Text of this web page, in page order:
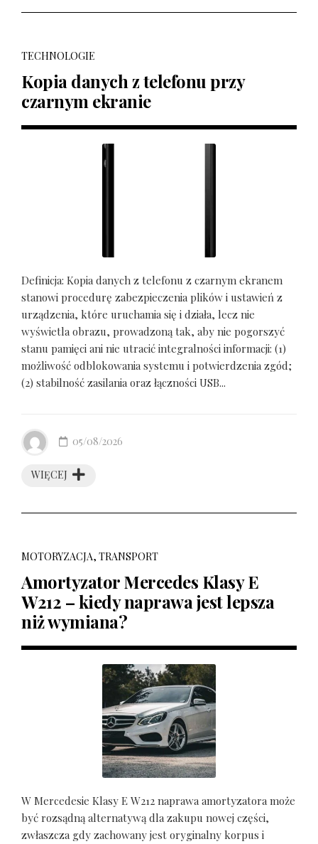
TECHNOLOGIE
Kopia danych z telefonu przy
czarnym ekranie
Definicja: Kopia danych z telefonu z czarnym ekranem
stanowi procedurę zabezpieczenia plików i ustawień z
urządzenia, które uruchamia się i działa, lecz nie
wyświetla obrazu, prowadzoną tak, aby nie pogorszyć
stanu pamięci ani nie utracić integralności informacji: (1)
możliwość odblokowania systemu i potwierdzenia zgód;
(2) stabilność zasilania oraz łączności USB...
WIĘCEJ
05/08/2026
MOTORYZACJA, TRANSPORT
Amortyzator Mercedes Klasy E
W212 – kiedy naprawa jest lepsza
niż wymiana?
W Mercedesie Klasy E W212 naprawa amortyzatora może
być rozsądną alternatywą dla zakupu nowej części,
zwłaszcza gdy zachowany jest oryginalny korpus i